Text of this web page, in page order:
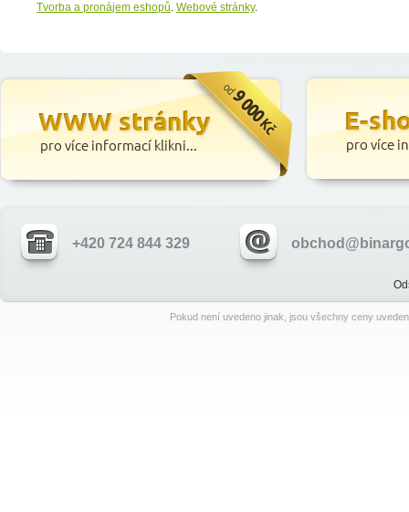
Tvorba a pronájem eshopů. Webové stránky.
+420 724 844 329
Pokud není uvedeno jinak, jsou všechny ceny